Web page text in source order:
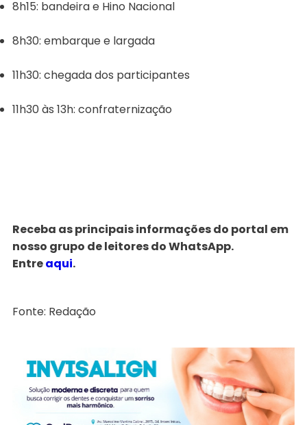
8h15: bandeira e Hino Nacional
8h30: embarque e largada
11h30: chegada dos participantes
11h30 às 13h: confraternização
Receba as principais informações do portal em
nosso grupo de leitores do WhatsApp.
Entreaqui.
Fonte: Redação